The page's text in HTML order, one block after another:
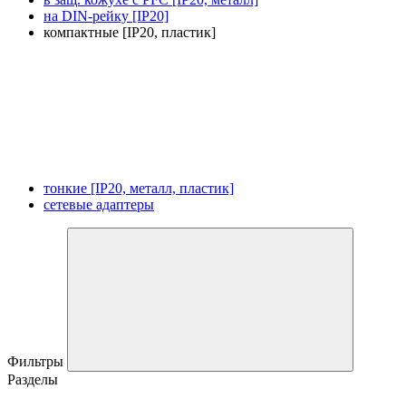
на DIN-рейку [IP20]
компактные [IP20, пластик]
тонкие [IP20, металл, пластик]
сетевые адаптеры
Фильтры
Разделы